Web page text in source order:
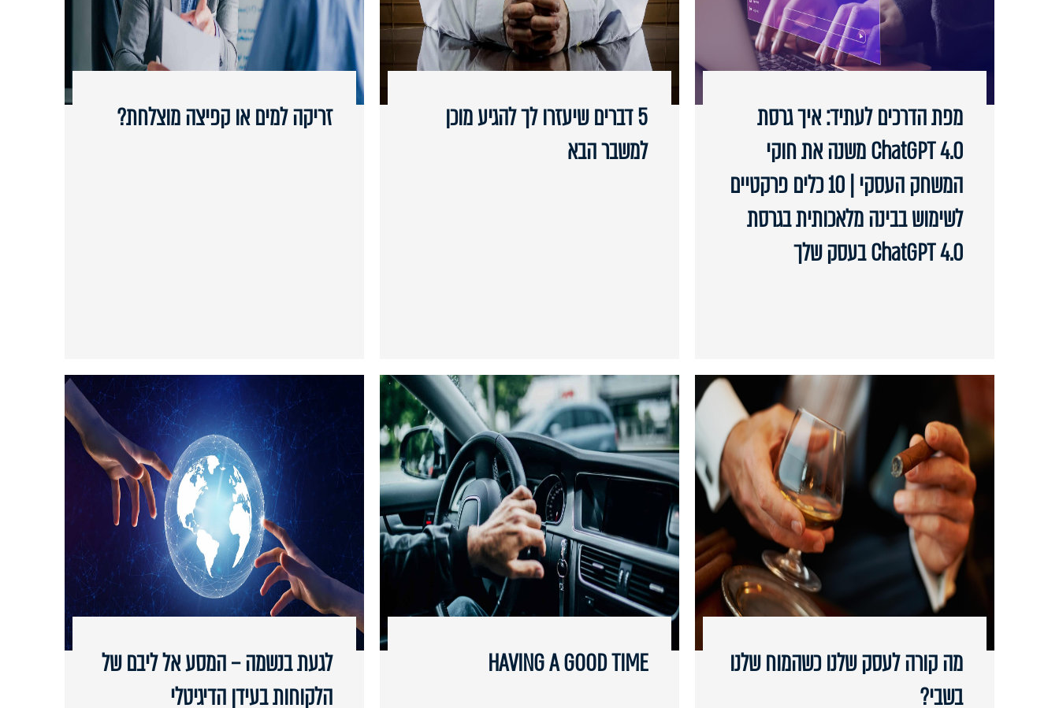
מפת הדרכים לעתיד: איך גרסת
ChatGPT 4.0 משנה את חוקי
המשחק העסקי | 10 כלים פרקטיים
לשימוש בבינה מלאכותית בגרסת
ChatGPT 4.0 בעסק שלך
5 דברים שיעזרו לך להגיע מוכן
למשבר הבא
זריקה למים או קפיצה מוצלחת?
מה קורה לעסק שלנו כשהמוח שלנו
בשבי?
HAVING A GOOD TIME
לגעת בנשמה – המסע אל ליבם של
הלקוחות בעידן הדיגיטלי